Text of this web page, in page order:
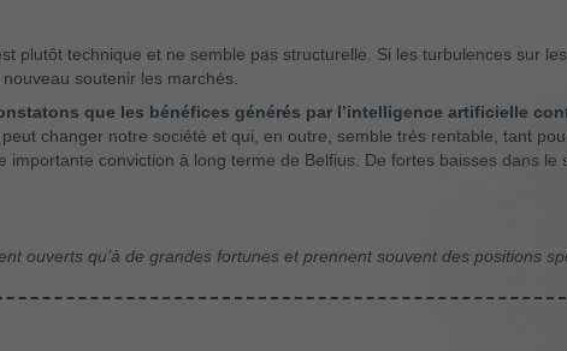
plutôt technique et ne semble pas structurelle. Si les turbulences sur
soutenir les marchés.
que les bénéfices générés par l’intelligence artificielle
changer notre société et qui, en outre, semble très rentable, tant
conviction à long terme de Belfius. De fortes baisses dans
ouverts qu’à de grandes fortunes et prennent souvent des positions